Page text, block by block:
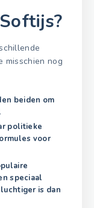
misschien nog
beiden om
politieke
voor
speciaal
is dan